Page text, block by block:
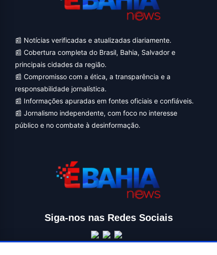
📰 Notícias verificadas e atualizadas diariamente.
📰 Cobertura completa do Brasil, Bahia, Salvador e
principais cidades da região.
📰 Compromisso com a ética, a transparência e a
responsabilidade jornalística.
📰 Informações apuradas em fontes oficiais e confiáveis.
📰 Jornalismo independente, com foco no interesse
público e no combate à desinformação.
Siga-nos nas Redes Sociais